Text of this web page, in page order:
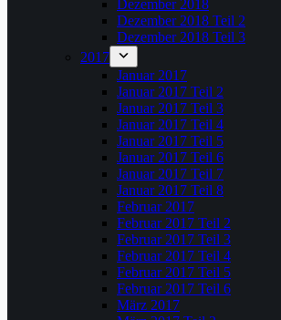
Dezember 2018
Dezember 2018 Teil 2
Dezember 2018 Teil 3
2017
Januar 2017
Januar 2017 Teil 2
Januar 2017 Teil 3
Januar 2017 Teil 4
Januar 2017 Teil 5
Januar 2017 Teil 6
Januar 2017 Teil 7
Januar 2017 Teil 8
Februar 2017
Februar 2017 Teil 2
Februar 2017 Teil 3
Februar 2017 Teil 4
Februar 2017 Teil 5
Februar 2017 Teil 6
März 2017